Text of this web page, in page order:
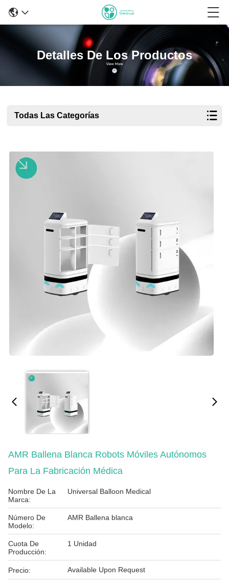
Detalles De Los Productos
Todas Las Categorías
AMR Ballena Blanca Robots Móviles Autónomos
Para La Fabricación Médica
Nombre De La
Marca:
Universal Balloon Medical
Número De
Modelo:
AMR Ballena blanca
Cuota De
Producción:
1 Unidad
Precio: Available Upon Request